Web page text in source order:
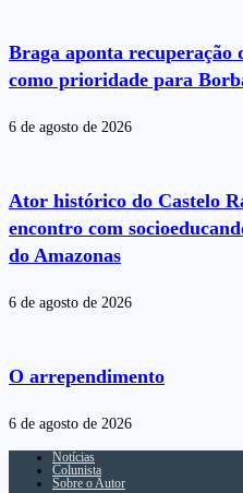
Braga aponta recuperação
como prioridade para
6 de agosto de 2026
Ator histórico do Castelo
encontro com
do Amazonas
6 de agosto de 2026
O arrependimento
6 de agosto de 2026
Notícias
Colunista
Sobre o Autor